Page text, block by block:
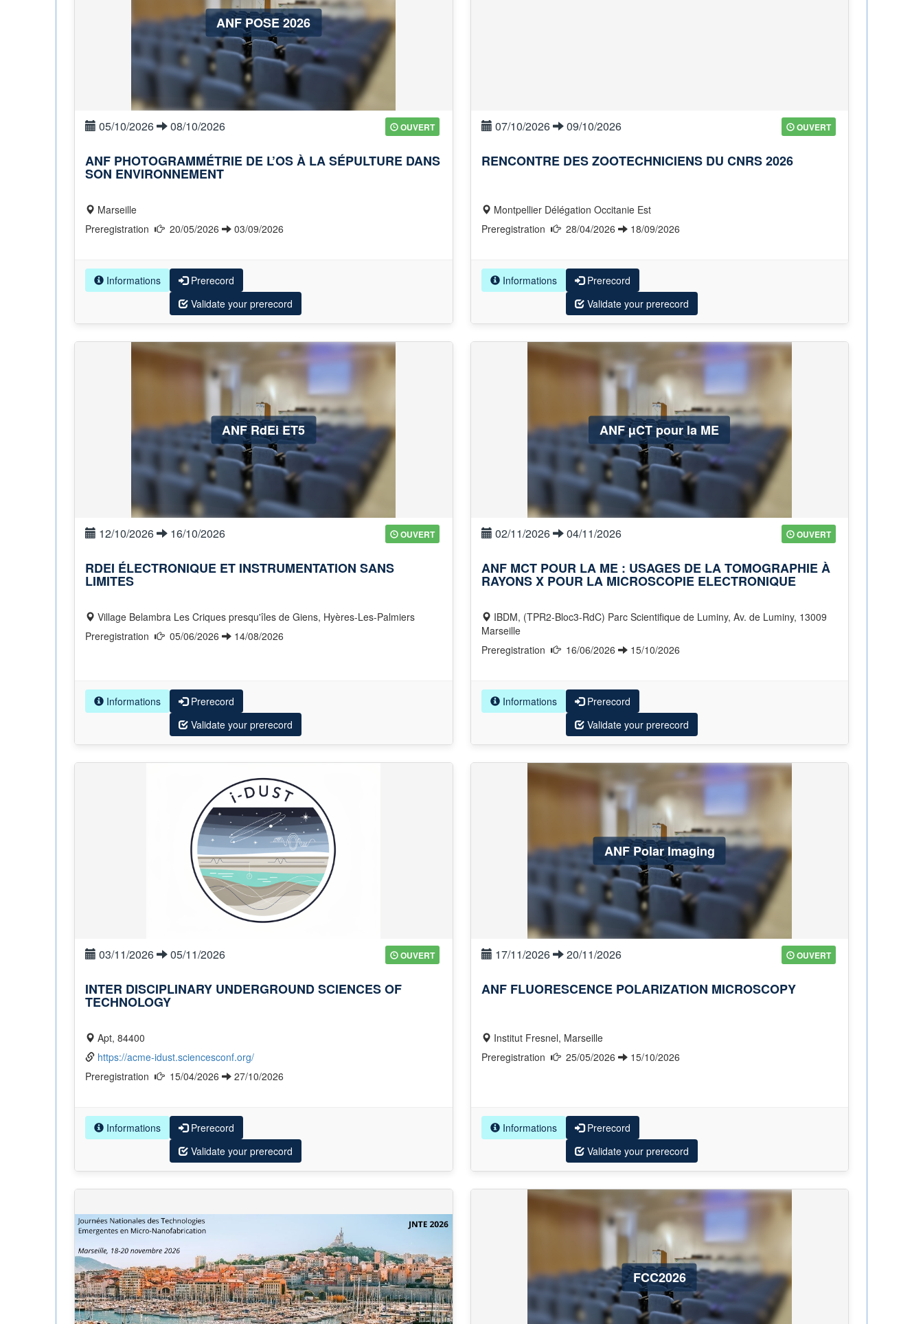
ANF POSE 2026
05/10/2026 08/10/2026 OUVERT
ANF PHOTOGRAMMÉTRIE DE L’OS À LA SÉPULTURE DANS
SON ENVIRONNEMENT
Marseille
20/05/2026 03/09/2026
Informations
Prerecord
Validate your prerecord
07/10/2026 09/10/2026 OUVERT
RENCONTRE DES ZOOTECHNICIENS DU CNRS 2026
Montpellier Délégation Occitanie Est
28/04/2026 18/09/2026
Informations
Prerecord
Validate your prerecord
ANF RdEi ET5
12/10/2026 16/10/2026 OUVERT
RDEI ÉLECTRONIQUE ET INSTRUMENTATION SANS
LIMITES
Village Belambra Les Criques presqu'îles de Giens, Hyères-Les-Palmiers
05/06/2026 14/08/2026
Informations
Prerecord
Validate your prerecord
ANF µCT pour la ME
02/11/2026 04/11/2026 OUVERT
ANF ΜCT POUR LA ME : USAGES DE LA TOMOGRAPHIE À
RAYONS X POUR LA MICROSCOPIE ELECTRONIQUE
Marseille
16/06/2026 15/10/2026
Informations
Prerecord
Validate your prerecord
03/11/2026 05/11/2026 OUVERT
INTER DISCIPLINARY UNDERGROUND SCIENCES OF
TECHNOLOGY
Apt, 84400
https://acme-idust.sciencesconf.org/
15/04/2026 27/10/2026
Informations
Prerecord
Validate your prerecord
ANF Polar Imaging
17/11/2026 20/11/2026 OUVERT
ANF FLUORESCENCE POLARIZATION MICROSCOPY
Institut Fresnel, Marseille
25/05/2026 15/10/2026
Informations
Prerecord
Validate your prerecord
FCC2026